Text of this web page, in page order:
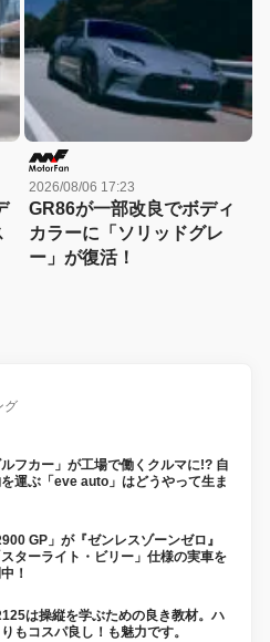
2026/08/06 17:23
GR86が一部改良でボディ
カラーに「ソリッドグレ
ー」が復活！
グ
フカー」が工場で働くクルマに!? 自
運ぶ「eve auto」はどうやって生ま
GP」が『ゼンレスゾーンゼロ』
ターライト・ビリー」仕様の実車を
！
は操縦を学ぶための良き教材。ハ
もコスパ良し！も魅力です。